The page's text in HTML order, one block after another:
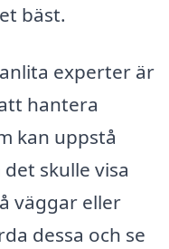
bäst.
experter är
hantera
kan uppstå
skulle visa
väggar eller
dessa och se